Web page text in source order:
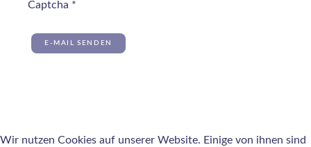
Captcha *
E-MAIL SENDEN
Wir nutzen Cookies auf unserer Website. Einige von ihnen sind